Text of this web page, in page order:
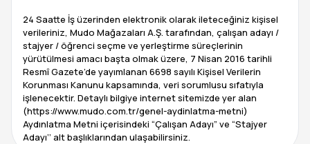
24 Saatte İş üzerinden elektronik olarak ileteceğiniz kişisel
verileriniz, Mudo Mağazaları A.Ş. tarafından, çalışan adayı /
stajyer / öğrenci seçme ve yerleştirme süreçlerinin
yürütülmesi amacı başta olmak üzere, 7 Nisan 2016 tarihli
Resmî Gazete’de yayımlanan 6698 sayılı Kişisel Verilerin
Korunması Kanunu kapsamında, veri sorumlusu sıfatıyla
işlenecektir. Detaylı bilgiye internet sitemizde yer alan
(https://www.mudo.com.tr/genel-aydinlatma-metni)
Aydınlatma Metni içerisindeki “Çalışan Adayı” ve “Stajyer
Adayı’’ alt başlıklarından ulaşabilirsiniz.